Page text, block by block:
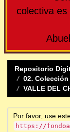
colectiva
Repositorio
02.
VALLE DEL
Por favor, use
https://